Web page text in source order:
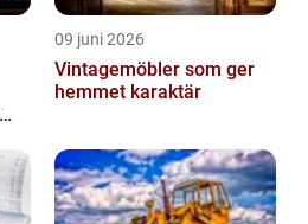
09 juni 2026
Vintagemöbler som ger
hemmet karaktär